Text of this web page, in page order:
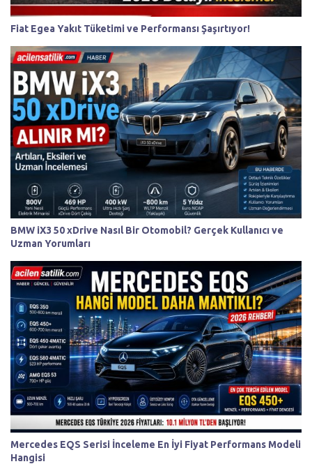
Fiat Egea Yakıt Tüketimi ve Performansı Şaşırtıyor!
BMW iX3 50 xDrive Nasıl Bir Otomobil? Gerçek Kullanıcı ve
Uzman Yorumları
Mercedes EQS Serisi İnceleme En İyi Fiyat Performans Modeli
Hangisi